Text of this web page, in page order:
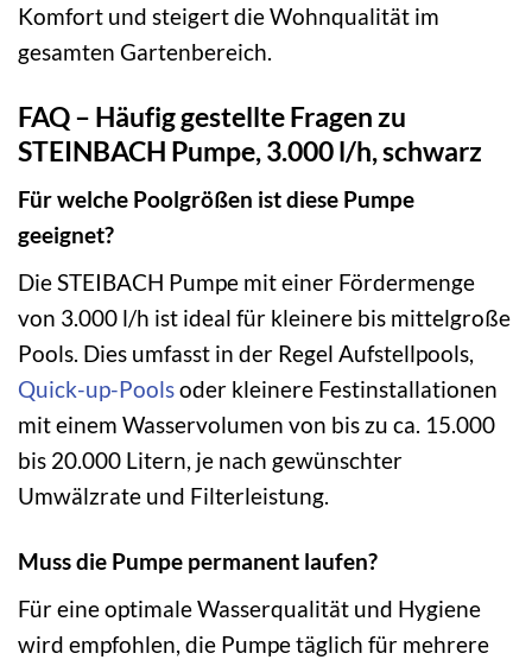
Komfort und steigert die Wohnqualität im
gesamten Gartenbereich.
FAQ – Häufig gestellte Fragen zu
STEINBACH Pumpe, 3.000 l/h, schwarz
Für welche Poolgrößen ist diese Pumpe
geeignet?
Die STEIBACH Pumpe mit einer Fördermenge
von 3.000 l/h ist ideal für kleinere bis mittelgroße
Pools. Dies umfasst in der Regel Aufstellpools,
Quick-up-Poolsoder kleinere Festinstallationen
mit einem Wasservolumen von bis zu ca. 15.000
bis 20.000 Litern, je nach gewünschter
Umwälzrate und Filterleistung.
Muss die Pumpe permanent laufen?
Für eine optimale Wasserqualität und Hygiene
wird empfohlen, die Pumpe täglich für mehrere